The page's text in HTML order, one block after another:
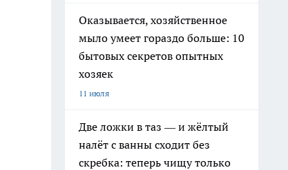
Оказывается, хозяйственное
мыло умеет гораздо больше: 10
бытовых секретов опытных
хозяек
11 июля
Две ложки в таз — и жёлтый
налёт с ванны сходит без
скребка: теперь чищу только